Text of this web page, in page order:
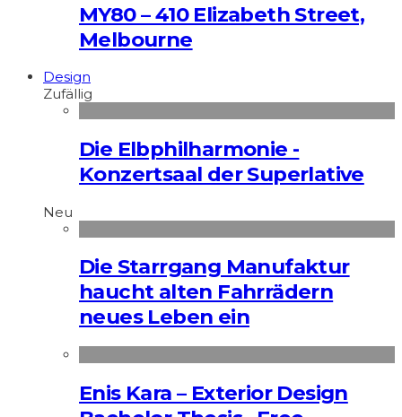
MY80 – 410 Elizabeth Street,
Melbourne
Design
Zufällig
Die Elbphilharmonie -
Konzertsaal der Superlative
Neu
Die Starrgang Manufaktur
haucht alten Fahrrädern
neues Leben ein
Enis Kara – Exterior Design